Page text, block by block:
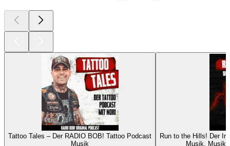
Tattoo Tales – Der RADIO BOB! Tattoo Podcast
Musik
Run to the Hills! Der
Musik,